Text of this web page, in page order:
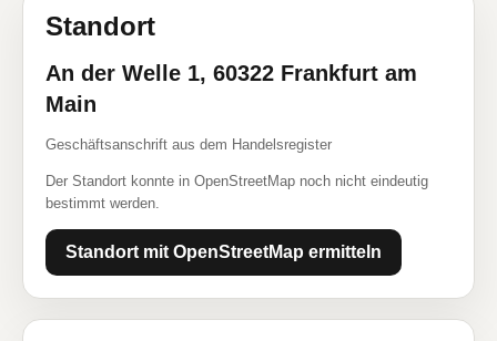
Standort
An der Welle 1, 60322 Frankfurt am
Main
Geschäftsanschrift aus dem Handelsregister
Der Standort konnte in OpenStreetMap noch nicht eindeutig
bestimmt werden.
Standort mit OpenStreetMap ermitteln